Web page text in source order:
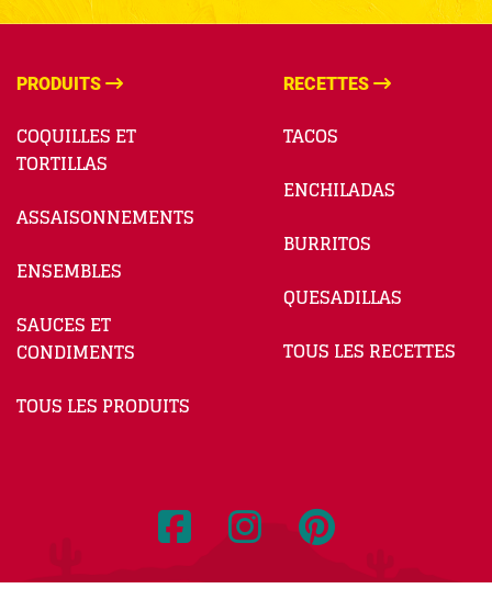
PRODUITS
COQUILLES ET
TORTILLAS
ASSAISONNEMENTS
ENSEMBLES
SAUCES ET
CONDIMENTS
TOUS LES PRODUITS
RECETTES
TACOS
ENCHILADAS
BURRITOS
QUESADILLAS
TOUS LES RECETTES